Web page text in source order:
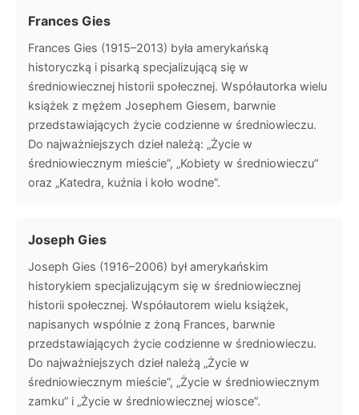
Frances Gies
Frances Gies (1915–2013) była amerykańską
historyczką i pisarką specjalizującą się w
średniowiecznej historii społecznej. Współautorka wielu
książek z mężem Josephem Giesem, barwnie
przedstawiających życie codzienne w średniowieczu.
Do najważniejszych dzieł należą: „Życie w
średniowiecznym mieście”, „Kobiety w średniowieczu”
oraz „Katedra, kuźnia i koło wodne”.
Joseph Gies
Joseph Gies (1916–2006) był amerykańskim
historykiem specjalizującym się w średniowiecznej
historii społecznej. Współautorem wielu książek,
napisanych wspólnie z żoną Frances, barwnie
przedstawiających życie codzienne w średniowieczu.
Do najważniejszych dzieł należą „Życie w
średniowiecznym mieście”, „Życie w średniowiecznym
zamku” i „Życie w średniowiecznej wiosce”.